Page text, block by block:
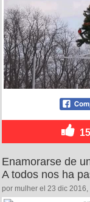
15
Enamorarse de
A todos nos ha
por mulher el 23 dic 2016,